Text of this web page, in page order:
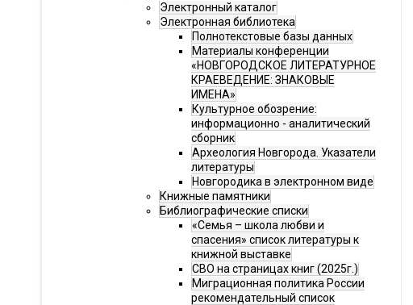
Электронный каталог
Электронная библиотека
Полнотекстовые базы данных
Материалы конференции
«НОВГОРОДСКОЕ ЛИТЕРАТУРНОЕ
КРАЕВЕДЕНИЕ: ЗНАКОВЫЕ
ИМЕНА»
Культурное обозрение:
информационно - аналитический
сборник
Археология Новгорода. Указатели
литературы
Новгородика в электронном виде
Книжные памятники
Библиографические списки
«Семья – школа любви и
спасения» список литературы к
книжной выставке
СВО на страницах книг (2025г.)
Миграционная политика России
рекомендательный список